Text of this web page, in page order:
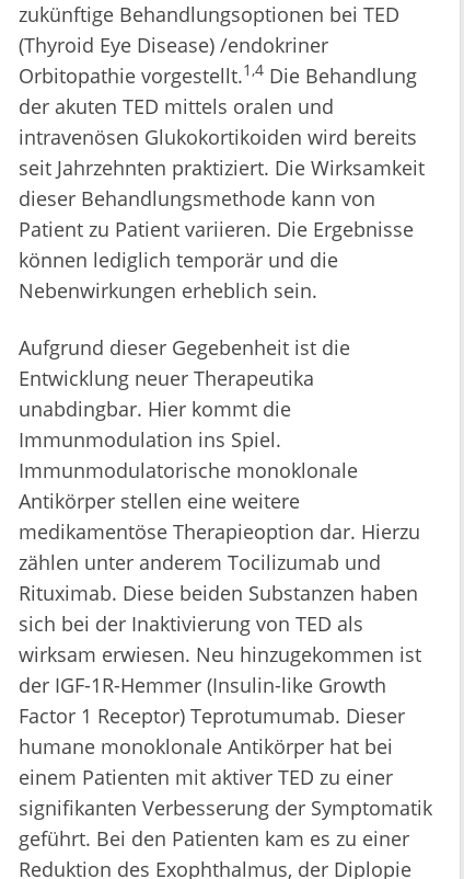
zukünftige Behandlungsoptionen bei TED
(Thyroid Eye Disease) /endokriner
Orbitopathie vorgestellt.1,4 Die Behandlung
der akuten TED mittels oralen und
intravenösen Glukokortikoiden wird bereits
seit Jahrzehnten praktiziert. Die Wirksamkeit
dieser Behandlungsmethode kann von
Patient zu Patient variieren. Die Ergebnisse
können lediglich temporär und die
Nebenwirkungen erheblich sein.
Aufgrund dieser Gegebenheit ist die
Entwicklung neuer Therapeutika
unabdingbar. Hier kommt die
Immunmodulation ins Spiel.
Immunmodulatorische monoklonale
Antikörper stellen eine weitere
medikamentöse Therapieoption dar. Hierzu
zählen unter anderem Tocilizumab und
Rituximab. Diese beiden Substanzen haben
sich bei der Inaktivierung von TED als
wirksam erwiesen. Neu hinzugekommen ist
der IGF-1R-Hemmer (Insulin-like Growth
Factor 1 Receptor) Teprotumumab. Dieser
humane monoklonale Antikörper hat bei
einem Patienten mit aktiver TED zu einer
signifikanten Verbesserung der Symptomatik
geführt. Bei den Patienten kam es zu einer
Reduktion des Exophthalmus, der Diplopie